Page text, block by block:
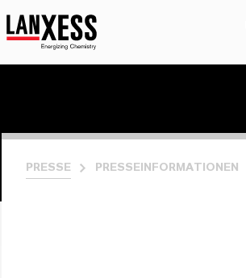
PRESSE PRESSEINFORMATIONEN